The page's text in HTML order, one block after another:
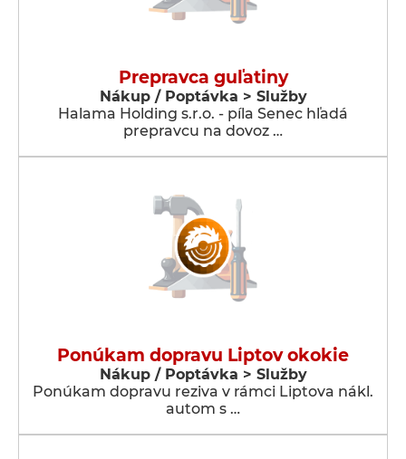
Prepravca guľatiny
Nákup / Poptávka > Služby
Halama Holding s.r.o. - píla Senec hľadá
prepravcu na dovoz …
Ponúkam dopravu Liptov okokie
Nákup / Poptávka > Služby
Ponúkam dopravu reziva v rámci Liptova nákl.
autom s …